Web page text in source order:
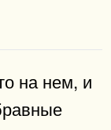
на нем, и